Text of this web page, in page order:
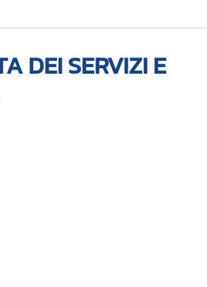
DEI SERVIZI E